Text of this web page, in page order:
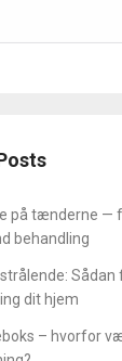
på tænderne —
behandling
dit hjem
– hvorfor